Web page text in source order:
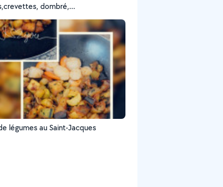
dombré,...
légumes au Saint-Jacques